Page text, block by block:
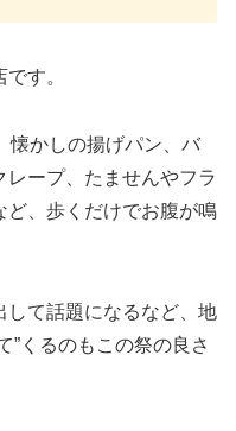
す。
懐かしの揚げパン、バ
ープ、たませんやフラ
ど、歩くだけでお腹が鳴
して話題になるなど、地
”くるのもこの祭の良さ